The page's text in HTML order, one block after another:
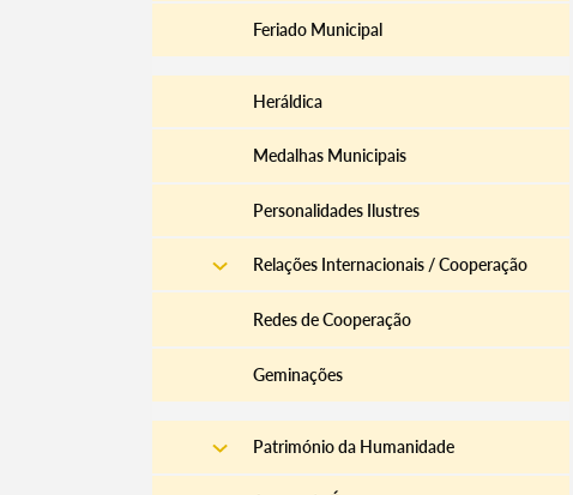
Feriado Municipal
Heráldica
Medalhas Municipais
Personalidades Ilustres
Relações Internacionais / Cooperação
Redes de Cooperação
Geminações
Património da Humanidade